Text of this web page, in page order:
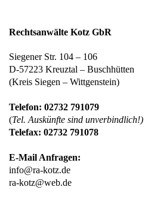
Rechtsanwälte Kotz GbR
Siegener Str. 104 – 106
D-57223 Kreuztal – Buschhütten
(Kreis Siegen – Wittgenstein)
Telefon: 02732 791079
(Tel. Auskünfte sind unverbindlich!)
Telefax: 02732 791078
E-Mail Anfragen:
info@ra-kotz.de
ra-kotz@web.de